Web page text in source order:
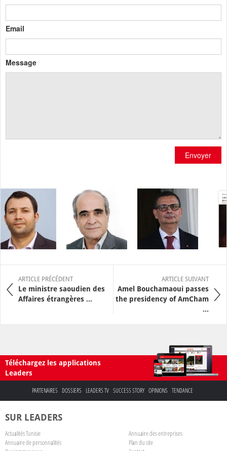
Email
Message
Envoyer
ARTICLE PRÉCÉDENT
Le ministre saoudien des
Affaires étrangères ...
ARTICLE SUIVANT
Amel Bouchamaoui passes
the presidency of AmCham
...
Téléchargez les applications
Leaders
PARTENAIRES DOSSIERS LEADERS TV SUCCESS STORY OPINIONS TENDANCE
SUR LEADERS
Actualités Tunisie
Annuaire des entreprises
Annuaire de personnalités
Plan du site